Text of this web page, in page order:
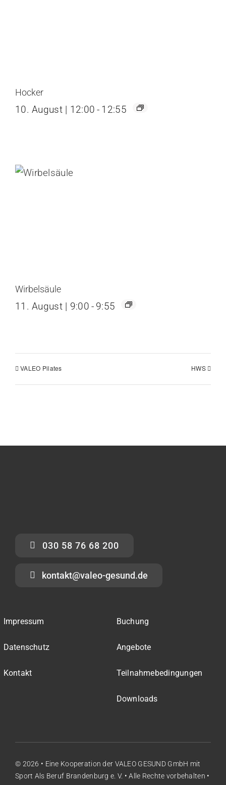
Hocker
10. August | 12:00 - 12:55
Wirbelsäule
11. August | 9:00 - 9:55
VALEO Pilates HWS
030 58 76 68 200
kontakt@valeo-gesund.de
Impressum
Datenschutz
Kontakt
Buchung
Angebote
Teilnahmebedingungen
Downloads
© 2026 • Eine Kooperation der VALEO GESUND GmbH mit
Sport Als Beruf Brandenburg e. V. • Alle Rechte vorbehalten •